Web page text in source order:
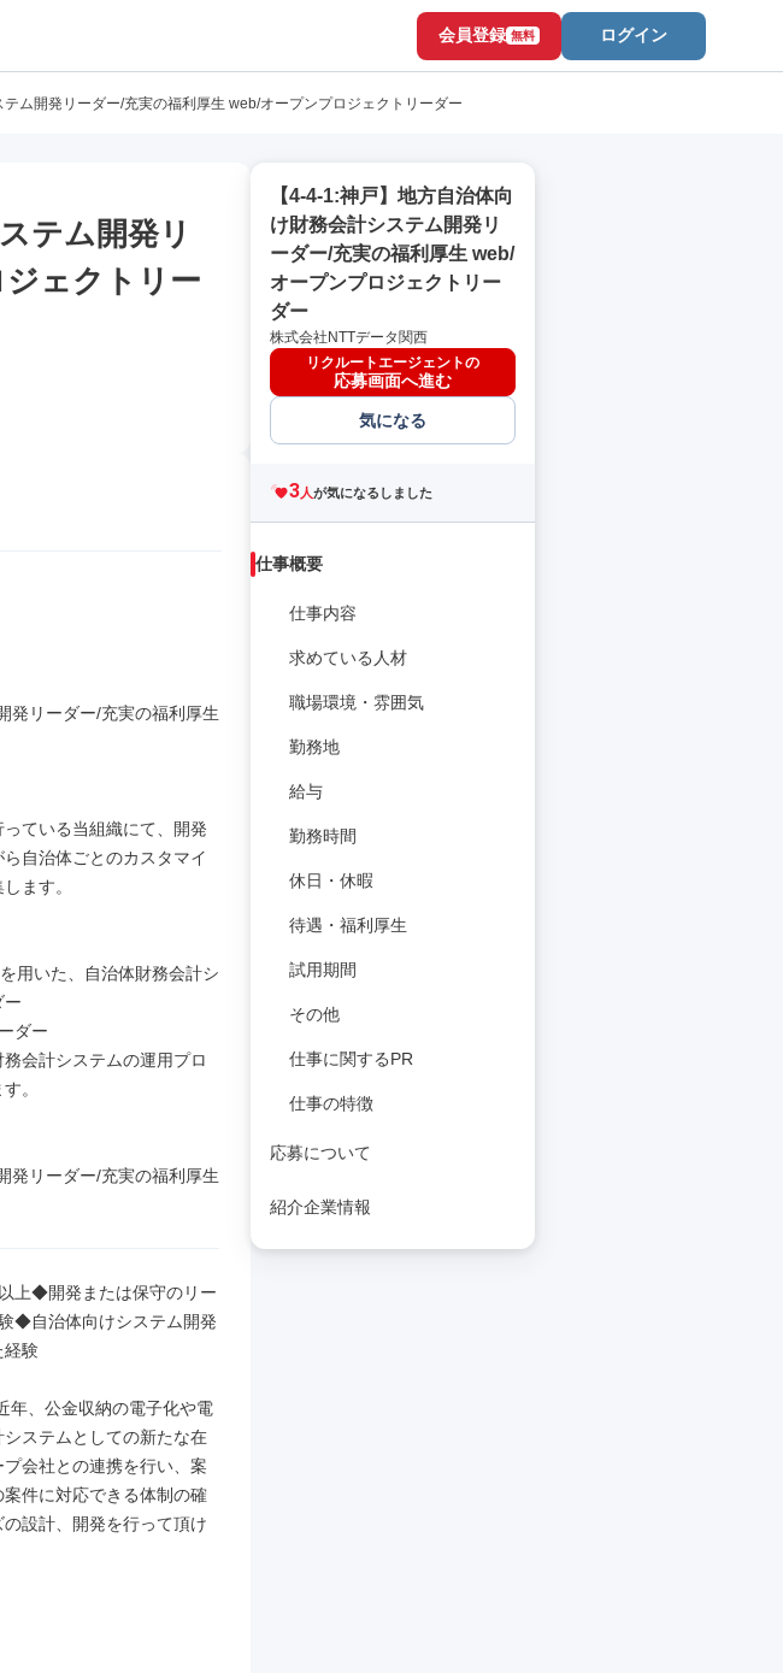
会員登録 無料 ログイン
ム開発リーダー/充実の福利厚生 web/オープンプロジェクトリーダー
テム開発リ
ェクトリー
発リーダー/充実の福利厚生
ている当組織にて、開発
自治体ごとのカスタマイ
ます。
用いた、自治体財務会計シ
ー
ダー
会計システムの運用プロ
。
発リーダー/充実の福利厚生
上◆開発または保守のリー
◆自治体向けシステム開発
経験
年、公金収納の電子化や電
ステムとしての新たな在
会社との連携を行い、案
件に対応できる体制の確
設計、開発を行って頂け
【4-4-1:神戸】地方自治体向
け財務会計システム開発リ
ーダー/充実の福利厚生 web/
オープンプロジェクトリー
ダー
株式会社NTTデータ関西
リクルートエージェントの
応募画面へ進む
気になる
3人が気になるしました
仕事概要
仕事内容
求めている人材
職場環境・雰囲気
勤務地
給与
勤務時間
休日・休暇
待遇・福利厚生
試用期間
その他
仕事に関するPR
仕事の特徴
応募について
紹介企業情報